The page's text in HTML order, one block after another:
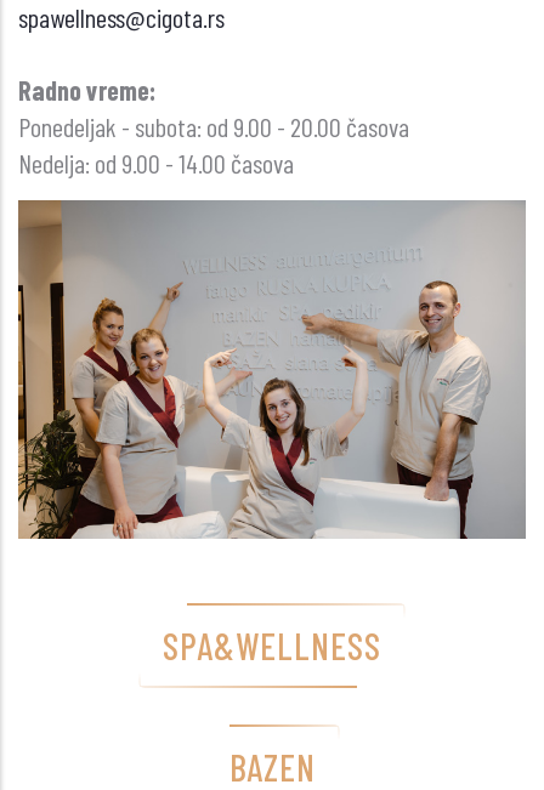
spawellness@cigota.rs
Radno vreme:
Ponedeljak - subota: od 9.00 - 20.00 časova
Nedelja: od 9.00 - 14.00 časova
SPA&WELLNESS
BAZEN